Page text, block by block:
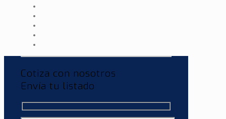
Cotiza con nosotros
Envía tu listado